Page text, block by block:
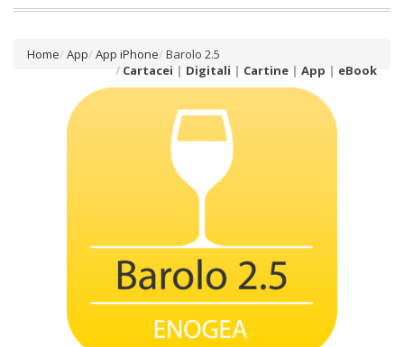
Home App App iPhone Barolo 2.5
Cartacei | Digitali | Cartine | App | eBook